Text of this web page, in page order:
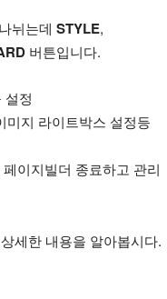
뉘는데 STYLE,
버튼입니다.
설정
미지 라이트박스 설정등
이지빌더 종료하고 관리
세한 내용을 알아봅시다.